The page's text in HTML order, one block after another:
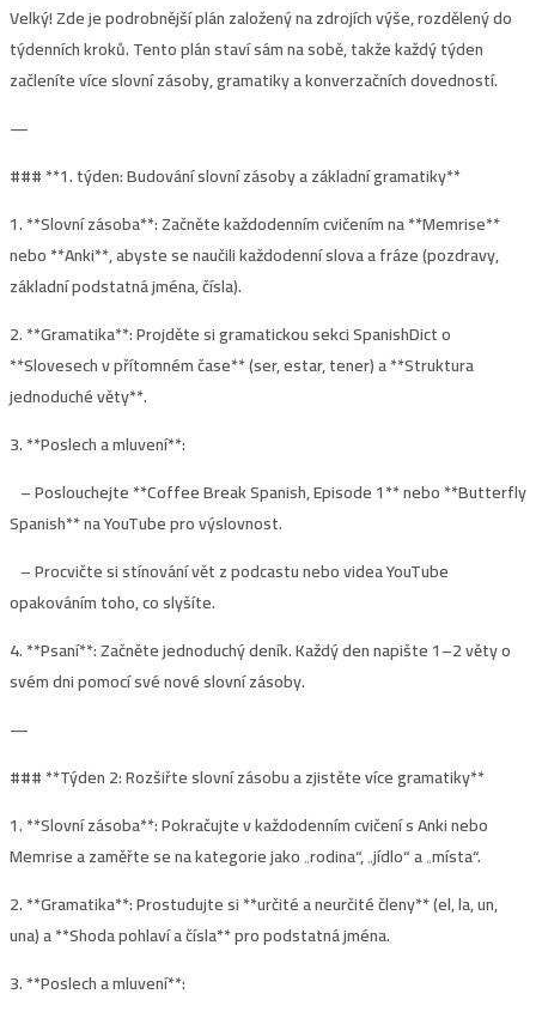
Velký! Zde je podrobnější plán založený na zdrojích výše, rozdělený do
týdenních kroků. Tento plán staví sám na sobě, takže každý týden
začleníte více slovní zásoby, gramatiky a konverzačních dovedností.
—
### **1. týden: Budování slovní zásoby a základní gramatiky**
1. **Slovní zásoba**: Začněte každodenním cvičením na **Memrise**
nebo **Anki**, abyste se naučili každodenní slova a fráze (pozdravy,
základní podstatná jména, čísla).
2. **Gramatika**: Projděte si gramatickou sekci SpanishDict o
**Slovesech v přítomném čase** (ser, estar, tener) a **Struktura
jednoduché věty**.
3. **Poslech a mluvení**:
– Poslouchejte **Coffee Break Spanish, Episode 1** nebo **Butterfly
Spanish** na YouTube pro výslovnost.
– Procvičte si stínování vět z podcastu nebo videa YouTube
opakováním toho, co slyšíte.
4. **Psaní**: Začněte jednoduchý deník. Každý den napište 1–2 věty o
svém dni pomocí své nové slovní zásoby.
—
### **Týden 2: Rozšiřte slovní zásobu a zjistěte více gramatiky**
1. **Slovní zásoba**: Pokračujte v každodenním cvičení s Anki nebo
Memrise a zaměřte se na kategorie jako „rodina“, „jídlo“ a „místa“.
2. **Gramatika**: Prostudujte si **určité a neurčité členy** (el, la, un,
una) a **Shoda pohlaví a čísla** pro podstatná jména.
3. **Poslech a mluvení**: